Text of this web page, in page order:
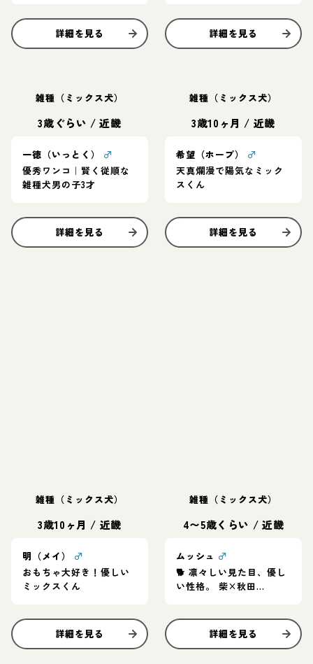
詳細を見る 詳細を見る
雑種（ミックス犬）
3歳ぐらい /近畿
一徳（いっとく）
♂
優秀ワンコ｜賢く従順な
雑種犬男の子3才
詳細を見る
雑種（ミックス犬）
3歳10ヶ月 / 近畿
希望（ホープ）
♂
天真爛漫で陽気なミック
スくん
詳細を見る
雑種（ミックス犬）
3歳10ヶ月 / 近畿
明（メイ）
♂
おもちゃ大好き！優しい
ミックスくん
詳細を見る
雑種（ミックス犬）
4〜5歳くらい / 近畿
ムッシュ ♂
🐕 凛々しい見た目、優し
い性格。 柴×秋田
詳細を見る